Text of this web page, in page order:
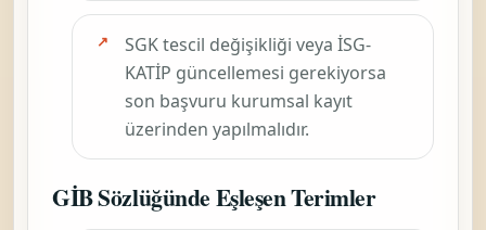
SGK tescil değişikliği veya İSG-
KATİP güncellemesi gerekiyorsa
son başvuru kurumsal kayıt
üzerinden yapılmalıdır.
GİB Sözlüğünde Eşleşen Terimler